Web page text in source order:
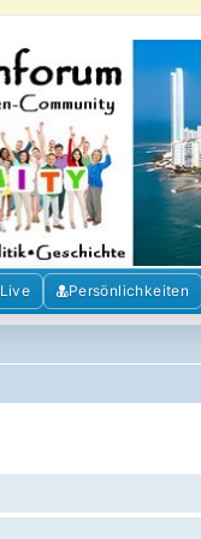
Kolumbiens
Erfahrungen und
Persönlichkeiten